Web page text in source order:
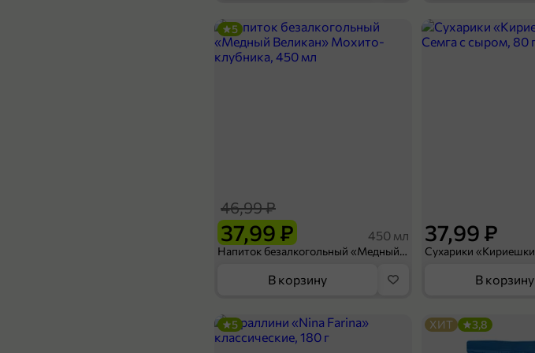
37,99 ₽
46,99 ₽
450 мл
Напиток безалкогольный «Медный Великан» Мохито-клубника, 450 мл
5
В корзину
37,99 ₽
В корзину
5 ХИТ 3,8